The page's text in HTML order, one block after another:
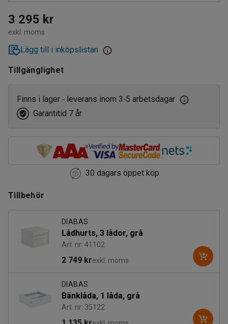
Härdad board
Högtryckslaminat
Stålplåt
Vinyl
1500
2000
2500
3 295 kr
exkl. moms
Lägg till i inköpslistan
Tillgänglighet
Finns i lager ‑ leverans inom 3‑5 arbetsdagar
Garantitid 7 år
30 dagars öppet köp
Tillbehör
DIABAS
Lådhurts, 3 lådor, grå
Art. nr: 41102
2 749 krexkl. moms
DIABAS
Bänklåda, 1 låda, grå
Art. nr: 35122